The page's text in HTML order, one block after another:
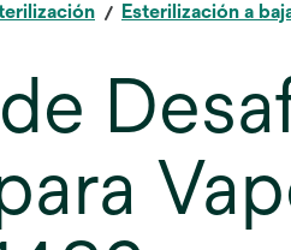
Esterilización a